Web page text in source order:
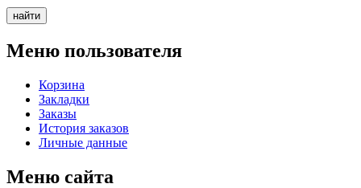
Меню пользователя
Корзина
Закладки
Заказы
История заказов
Личные данные
Меню сайта